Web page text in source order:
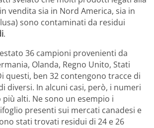
vendita sia in Nord America, sia in
sono contaminati da residui
.
36 campioni provenienti da
Olanda, Regno Unito, Stati
questi, ben 32 contengono tracce di
diversi. In alcuni casi, però, i numeri
alti. Ne sono un esempio i
presenti sui mercati canadesi e
stati trovati residui di 24 e 26